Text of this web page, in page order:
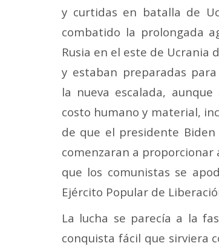
y curtidas en batalla de
combatido la prolongada
Rusia en el este de Ucrania
y estaban preparadas
la nueva escalada,
costo humano y material,
de que el presidente Biden
comenzaran a proporcionar
que los comunistas se
Ejército Popular de
La lucha se parecía a la
conquista fácil que sirviera